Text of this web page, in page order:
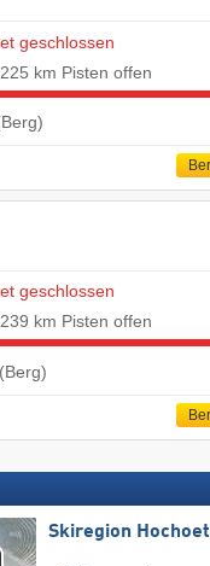
geschlossen
km Pisten offen
geschlossen
km Pisten offen
Skiregion